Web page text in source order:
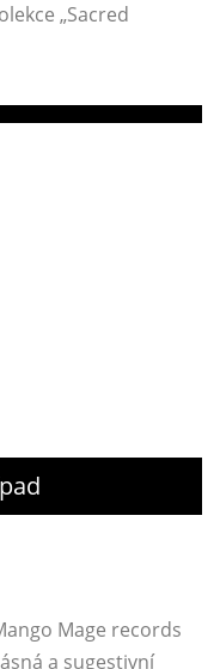
„Sacred
Mage records
a sugestivní